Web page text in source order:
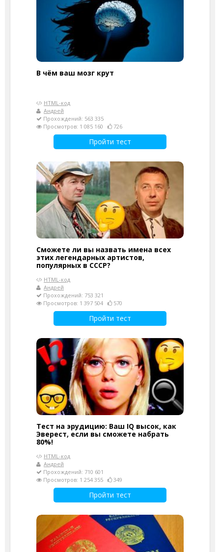
В чём ваш мозг крут
HTML-код
Андрей
Прохождений: 563 335
Просмотров: 1 085 160
726
Пройти тест
Сможете ли вы назвать имена всех
этих легендарных артистов,
популярных в СССР?
HTML-код
Андрей
Прохождений: 753 321
Просмотров: 1 397 504
570
Пройти тест
Тест на эрудицию: Ваш IQ высок, как
Эверест, если вы сможете набрать
80%!
HTML-код
Андрей
Прохождений: 710 601
Просмотров: 1 254 355
349
Пройти тест